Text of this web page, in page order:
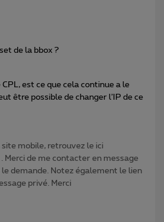
de la bbox ?
est ce que cela continue a le
être possible de changer l’IP de ce
mobile, retrouvez le ici
de me contacter en message
demande. Notez également le lien
privé. Merci